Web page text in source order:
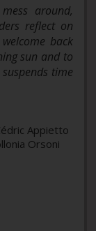
around,
reflect on
back
sun and to
time
Appietto
Orsoni